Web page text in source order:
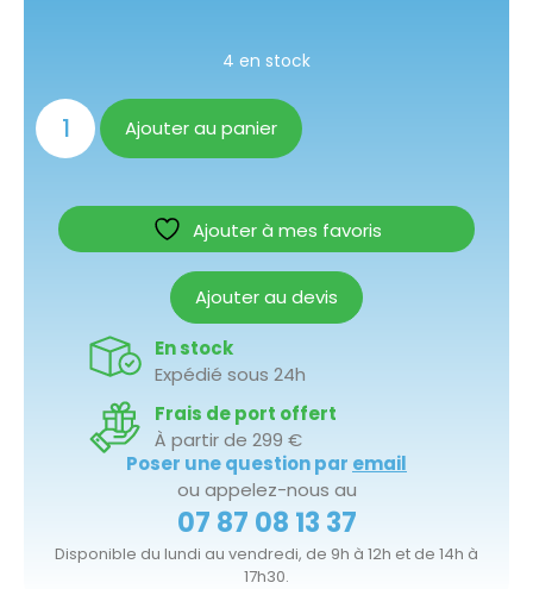
4 en stock
Ajouter au panier
Ajouter à mes favoris
Ajouter au devis
En stock
Expédié sous 24h
Frais de port offert
À partir de 299 €
Poser une question par email
ou appelez-nous au
07 87 08 13 37
Disponible du lundi au vendredi, de 9h à 12h et de 14h à
17h30.